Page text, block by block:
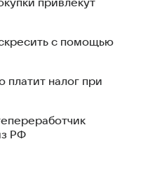
привлекут
с помощью
платит налог при
РФ